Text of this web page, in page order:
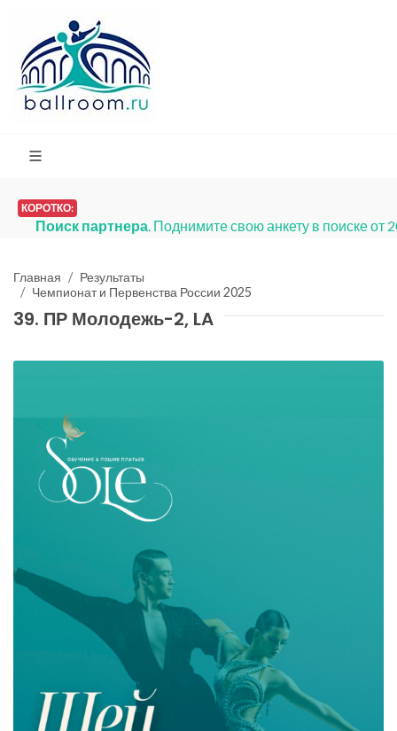
КОРОТКО:
Платья на продажу. Мы запустили
Главная
Результаты
Чемпионат и Первенства России 2025
39. ПР Молодежь-2, LA